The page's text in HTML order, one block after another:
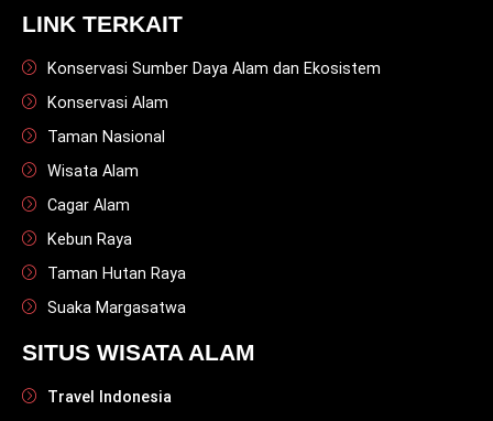
LINK TERKAIT
Konservasi Sumber Daya Alam dan Ekosistem
Konservasi Alam
Taman Nasional
Wisata Alam
Cagar Alam
Kebun Raya
Taman Hutan Raya
Suaka Margasatwa
SITUS WISATA ALAM
Travel Indonesia